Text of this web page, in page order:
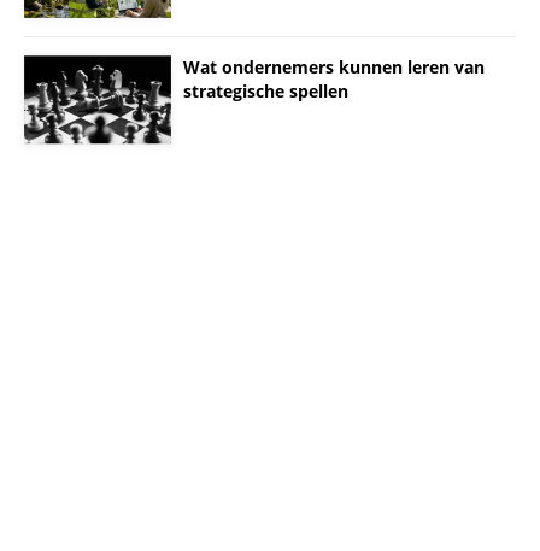
Wat ondernemers kunnen leren van
strategische spellen